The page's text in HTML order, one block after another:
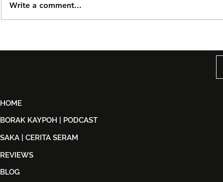
Suwito
Write a comment...
HOME
BORAK KAYPOH | PODCAST
SAKA | CERITA SERAM
REVIEWS
BLOG